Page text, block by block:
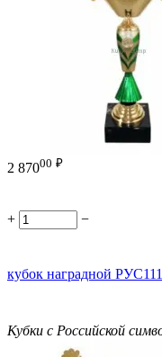
2 87000 ₽
+ −
кубок наградной
Кубки с Российской